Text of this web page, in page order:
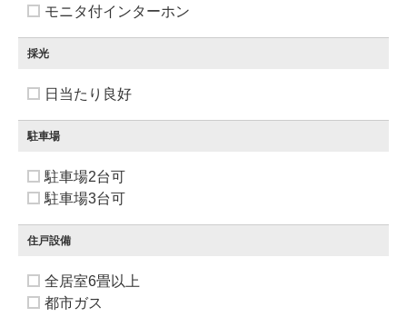
モニタ付インターホン
採光
日当たり良好
駐車場
駐車場2台可
駐車場3台可
住戸設備
全居室6畳以上
都市ガス